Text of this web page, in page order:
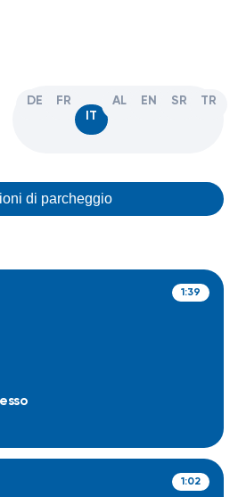
DE
FR
IT
AL EN SR TR
di parcheggio
1:39
1:02